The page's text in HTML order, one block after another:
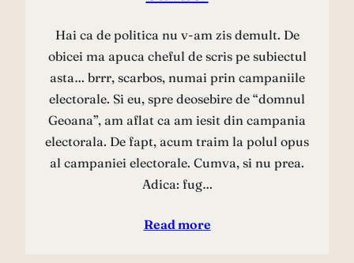
Hai ca de politica nu v-am zis demult. De
obicei ma apuca cheful de scris pe subiectul
asta… brrr, scarbos, numai prin campaniile
electorale. Si eu, spre deosebire de “domnul
Geoana”, am aflat ca am iesit din campania
electorala. De fapt, acum traim la polul opus
al campaniei electorale. Cumva, si nu prea.
Adica: fug…
Read more